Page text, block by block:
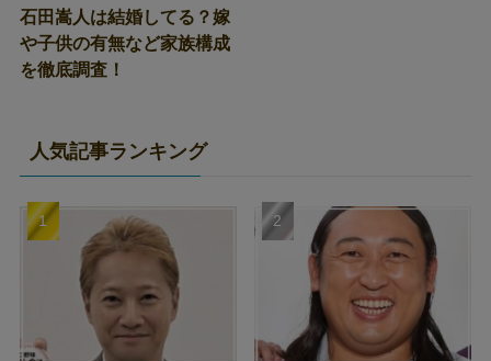
石田嵩人は結婚してる？嫁
や子供の有無など家族構成
を徹底調査！
人気記事ランキング